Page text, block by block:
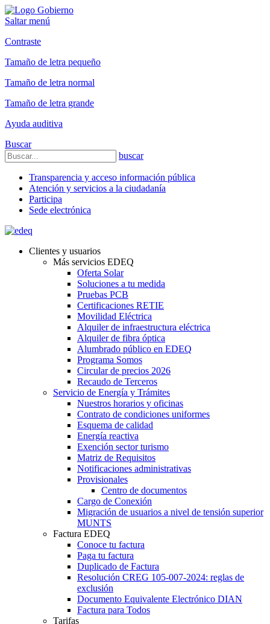
Saltar menú
Contraste
Tamaño de letra pequeño
Tamaño de letra normal
Tamaño de letra grande
Ayuda auditiva
Buscar
buscar
Transparencia y acceso información pública
Atención y servicios a la ciudadanía
Participa
Sede electrónica
Clientes y usuarios
Más servicios EDEQ
Oferta Solar
Soluciones a tu medida
Pruebas PCB
Certificaciones RETIE
Movilidad Eléctrica
Alquiler de infraestructura eléctrica
Alquiler de fibra óptica
Alumbrado público en EDEQ
Programa Somos
Circular de precios 2026
Recaudo de Terceros
Servicio de Energía y Trámites
Nuestros horarios y oficinas
Contrato de condiciones uniformes
Esquema de calidad
Energía reactiva
Exención sector turismo
Matriz de Requisitos
Notificaciones administrativas
Provisionales
Centro de documentos
Cargo de Conexión
Migración de usuarios a nivel de tensión superior
MUNTS
Factura EDEQ
Conoce tu factura
Paga tu factura
Duplicado de Factura
Resolución CREG 105-007-2024: reglas de
exclusión
Documento Equivalente Electrónico DIAN
Factura para Todos
Tarifas